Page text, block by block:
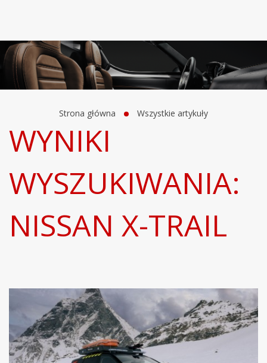
Strona główna Wszystkie artykuły
WYNIKI
WYSZUKIWANIA:
NISSAN X-TRAIL